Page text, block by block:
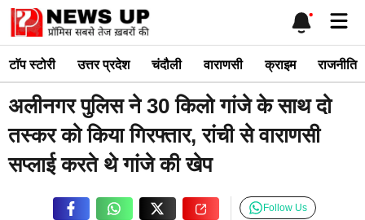
Skip
content
टाॅप स्टोरी उत्तर प्रदेश चंदौली वाराणसी क्राइम राजनीति
अलीनगर पुलिस ने 30 किलो गांजे के साथ दो
तस्कर को किया गिरफ्तार, रांची से वाराणसी
सप्लाई करते थे गांजे की खेप
Follow Us